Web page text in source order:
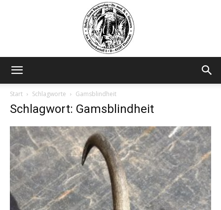
Start
Schlagworte Gamsblindheit
Schlagwort: Gamsblindheit